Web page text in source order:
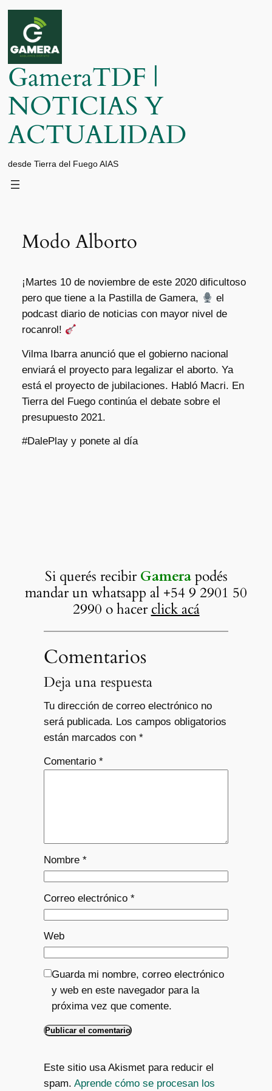
Saltar
contenido
GameraTDF |
NOTICIAS Y
ACTUALIDAD
desde Tierra del Fuego AIAS
Modo Alborto
¡Martes 10 de noviembre de este 2020 dificultoso
pero que tiene a la Pastilla de Gamera,
el
podcast diario de noticias con mayor nivel de
rocanrol!
Vilma Ibarra anunció que el gobierno nacional
enviará el proyecto para legalizar el aborto. Ya
está el proyecto de jubilaciones. Habló Macri. En
Tierra del Fuego continúa el debate sobre el
presupuesto 2021.
#DalePlay y ponete al día
Si querés recibirGamerapodés
mandar un whatsapp al +54 9 2901 50
2990 o hacerclick acá
Comentarios
Deja una respuesta
Tu dirección de correo electrónico no
será publicada. Los campos obligatorios
están marcados con *
Comentario *
Nombre *
Correo electrónico *
Web
Guarda mi nombre, correo electrónico
y web en este navegador para la
próxima vez que comente.
Este sitio usa Akismet para reducir el
spam. Aprende cómo se procesan los